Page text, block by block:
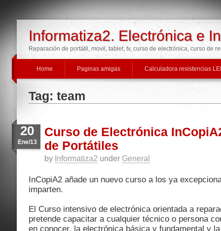
Informatiza2. Electrónica e
Reparación de portátil, movil, tablet, tv, curso de electrónica, curso de
Home Paginas amigas Calculadora resistencias
Tag: team
20
Ene/13
Curso de Electrónica
de Portátiles
by Informatiza2 under General
InCopiA2 añade un nuevo curso a los ya
imparten.
El Curso intensivo de electrónica orientada a
pretende capacitar a cualquier técnico o persona
en conocer, la electrónica básica y fundamental y